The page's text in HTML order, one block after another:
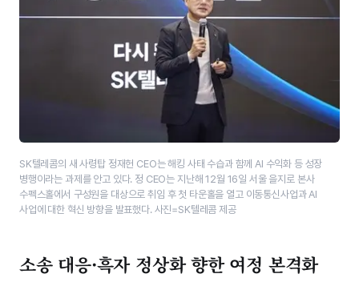
SK텔레콤의 새 사령탑 정재헌 CEO는 해킹 사태 수습과 함께 AI 수익화 등 성장
병행이라는 과제를 안고 있다. 정 CEO는 지난해 12월 16일 서울 을지로 본사
수펙스홀에서 구성원을 대상으로 취임 후 첫 타운홀을 열고 이동통신사업과 AI
사업에 대한 혁신 방향을 발표했다. 사진=SK텔레콤 제공
소송 대응·흑자 정상화 향한 여정 본격화